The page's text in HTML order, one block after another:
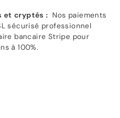
et cryptés : Nos paiements
sécurisé professionnel
bancaire Stripe pour
à 100%.